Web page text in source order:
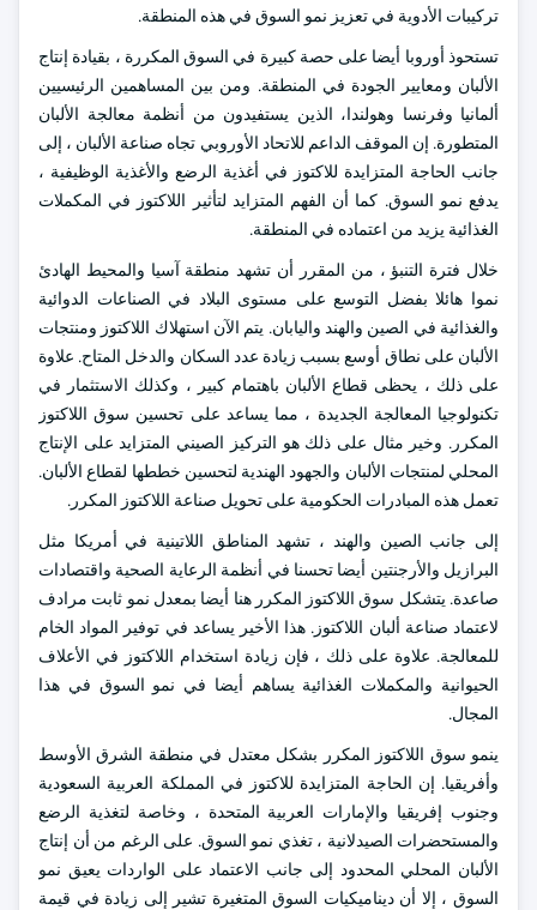
تركيبات الأدوية في تعزيز نمو السوق في هذه المنطقة.
تستحوذ أوروبا أيضا على حصة كبيرة في السوق المكررة ، بقيادة إنتاج
الألبان ومعايير الجودة في المنطقة. ومن بين المساهمين الرئيسيين
ألمانيا وفرنسا وهولندا، الذين يستفيدون من أنظمة معالجة الألبان
المتطورة. إن الموقف الداعم للاتحاد الأوروبي تجاه صناعة الألبان ، إلى
جانب الحاجة المتزايدة للاكتوز في أغذية الرضع والأغذية الوظيفية ،
يدفع نمو السوق. كما أن الفهم المتزايد لتأثير اللاكتوز في المكملات
الغذائية يزيد من اعتماده في المنطقة.
خلال فترة التنبؤ ، من المقرر أن تشهد منطقة آسيا والمحيط الهادئ
نموا هائلا بفضل التوسع على مستوى البلاد في الصناعات الدوائية
والغذائية في الصين والهند واليابان. يتم الآن استهلاك اللاكتوز ومنتجات
الألبان على نطاق أوسع بسبب زيادة عدد السكان والدخل المتاح. علاوة
على ذلك ، يحظى قطاع الألبان باهتمام كبير ، وكذلك الاستثمار في
تكنولوجيا المعالجة الجديدة ، مما يساعد على تحسين سوق اللاكتوز
المكرر. وخير مثال على ذلك هو التركيز الصيني المتزايد على الإنتاج
المحلي لمنتجات الألبان والجهود الهندية لتحسين خططها لقطاع الألبان.
تعمل هذه المبادرات الحكومية على تحويل صناعة اللاكتوز المكرر.
إلى جانب الصين والهند ، تشهد المناطق اللاتينية في أمريكا مثل
البرازيل والأرجنتين أيضا تحسنا في أنظمة الرعاية الصحية واقتصادات
صاعدة. يتشكل سوق اللاكتوز المكرر هنا أيضا بمعدل نمو ثابت مرادف
لاعتماد صناعة ألبان اللاكتوز. هذا الأخير يساعد في توفير المواد الخام
للمعالجة. علاوة على ذلك ، فإن زيادة استخدام اللاكتوز في الأعلاف
الحيوانية والمكملات الغذائية يساهم أيضا في نمو السوق في هذا
المجال.
ينمو سوق اللاكتوز المكرر بشكل معتدل في منطقة الشرق الأوسط
وأفريقيا. إن الحاجة المتزايدة للاكتوز في المملكة العربية السعودية
وجنوب إفريقيا والإمارات العربية المتحدة ، وخاصة لتغذية الرضع
والمستحضرات الصيدلانية ، تغذي نمو السوق. على الرغم من أن إنتاج
الألبان المحلي المحدود إلى جانب الاعتماد على الواردات يعيق نمو
السوق ، إلا أن ديناميكيات السوق المتغيرة تشير إلى زيادة في قيمة